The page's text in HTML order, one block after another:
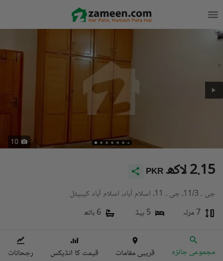
10
PKR 2.15 لاکھ
جی ۔ 11/3، جی ۔ 11، اسلام آباد، اسلام آباد کیپیٹل
7 مرلہ
5 بیڈ 6 باتھ
مجموعی جائزہ قریبی مقامات قیمت کا انڈیکس رجحانات